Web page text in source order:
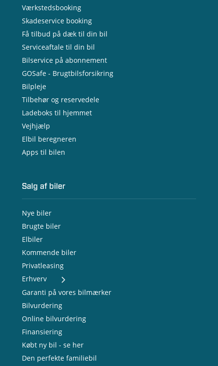
Værkstedsbooking
Skadeservice booking
Få tilbud på dæk til din bil
Serviceaftale til din bil
Bilservice på abonnement
GOSafe - Brugtbilsforsikring
Bilpleje
Tilbehør og reservedele
Ladeboks til hjemmet
Vejhjælp
Elbil beregneren
Apps til bilen
Salg af biler
Nye biler
Brugte biler
Elbiler
Kommende biler
Privatleasing
Erhverv
- Nye varebiler
- Brugte varebiler
- Erhvervsleasing
- Testkørsel
- Serviceaftale
- Opladning
Garanti på vores bilmærker
Bilvurdering
Online bilvurdering
Finansiering
Købt ny bil - se her
Den perfekte familiebil